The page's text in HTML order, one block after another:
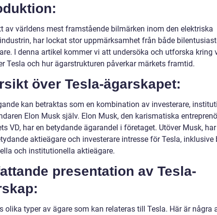
av världens mest framstående bilmärken inom den elektriska
har lockat stor uppmärksamhet från både
I denna artikel kommer vi att undersöka och utforska kring
Tesla och hur ägarstrukturen påverkar märkets framtid.
över Tesla-ägarskapet:
kan betraktas som en kombination av investerare,
Elon Musk själv. Elon Musk, den karismatiska
VD, har en betydande ägarandel i företaget. Utöver Musk,
aktieägare och investerare intresse för Tesla, inklusive
och institutionella aktieägare.
presentation av Tesla-
olika typer av ägare som kan relateras till Tesla. Här är några